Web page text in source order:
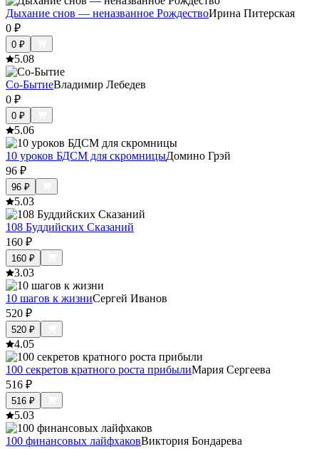
Дыхание снов — неназванное РождествоИрина Питерская
0 ₽
0 ₽
5.08
Со-БытиеВладимир Лебедев
0 ₽
0 ₽
5.06
10 уроков БДСМ для скромницыДомино Грэй
96 ₽
96 ₽
5.03
108 Буддийских Сказаний
160 ₽
160 ₽
3.03
10 шагов к жизниСергей Иванов
520 ₽
520 ₽
4.05
100 секретов кратного роста прибылиМария Сергеева
516 ₽
516 ₽
5.03
100 финансовых лайфхаковВиктория Бондарева